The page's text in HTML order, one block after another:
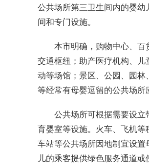
公共场所第三卫生间内的婴
间和专门设施。
本市明确，购物中心、
交通枢纽；助产医疗机构、
动等场馆；景区、公园、园
等经常有母婴逗留的公共场所
公共场所可根据需要设立
育婴室等设施。火车、飞机等
车站等公共场所因地制宜设
儿的乘客提供绿色服务通道或